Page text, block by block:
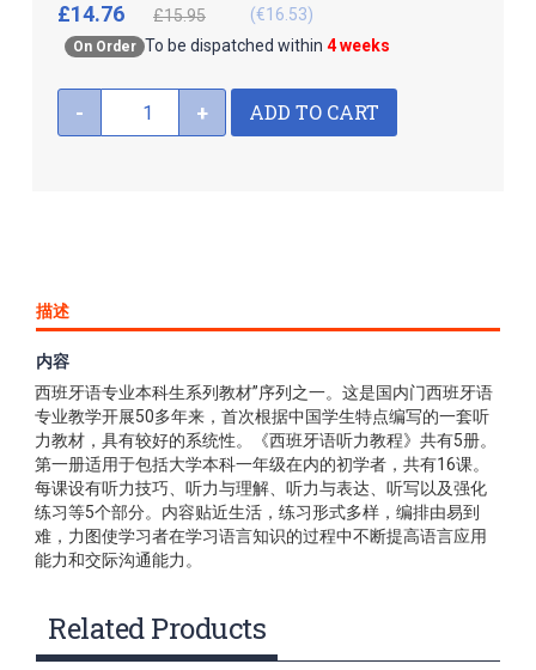
On Order To be dispatched within 4 weeks
£14.76 £15.95 (€16.53)
- + ADD TO CART
描述
《西班牙语听力教程.1》为外教社组织策划的“新世纪高等学校
西班牙语专业本科生系列教材”序列之一。这是国内门西班牙语
专业教学开展50多年来，首次根据中国学生特点编写的一套听
力教材，具有较好的系统性。《西班牙语听力教程》共有5册。
第一册适用于包括大学本科一年级在内的初学者，共有16课。
每课设有听力技巧、听力与理解、听力与表达、听写以及强化
练习等5个部分。内容贴近生活，练习形式多样，编排由易到
难，力图使学习者在学习语言知识的过程中不断提高语言应用
能力和交际沟通能力。
内容
Related Products